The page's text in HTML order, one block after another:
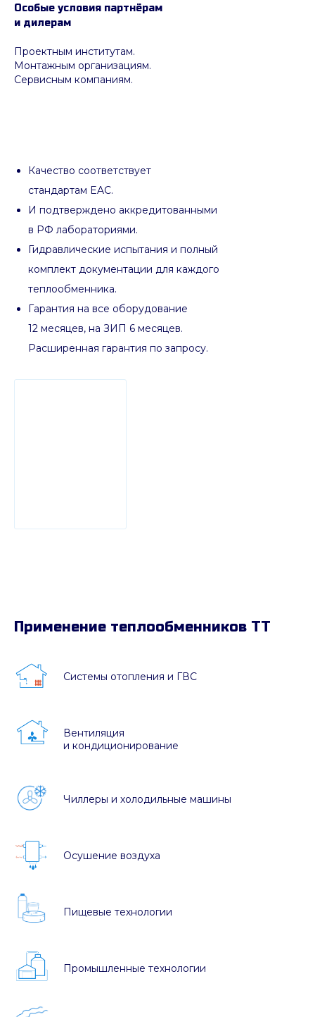
Особые условия партнёрам
и дилерам
Проектным институтам.
Монтажным организациям.
Сервисным компаниям.
Качество соответствует
стандартам EAC.
И подтверждено аккредитованными
в РФ лабораториями.
Гидравлические испытания и полный
комплект документации для каждого
теплообменника.
Гарантия на все оборудование
12 месяцев, на ЗИП 6 месяцев.
Расширенная гарантия по запросу.
Применение теплообменников ТТ
Системы отопления и ГВС
Вентиляция
и кондиционирование
Чиллеры и холодильные машины
Осушение воздуха
Пищевые технологии
Промышленные технологии